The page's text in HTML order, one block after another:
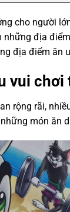
cho người
địa
địa điểm ăn
vui chơi
rộng rãi,
món ăn